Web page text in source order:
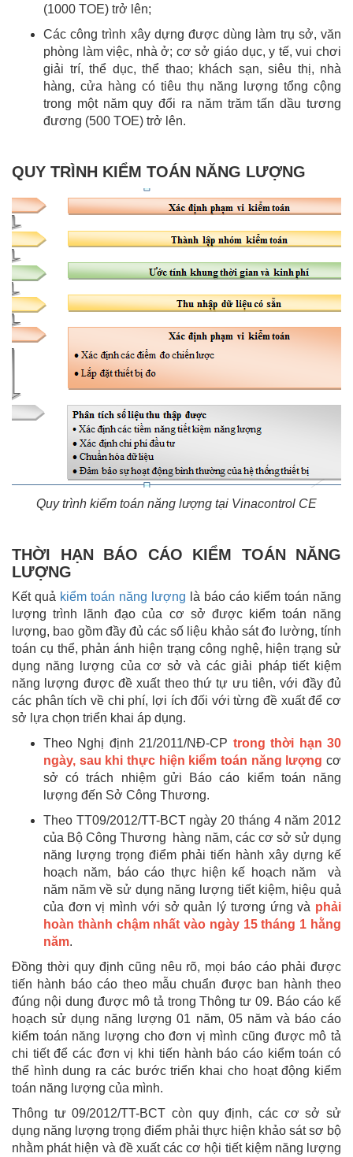
(1000 TOE) trở lên;
Các công trình xây dựng được dùng làm trụ sở, văn
phòng làm việc, nhà ở; cơ sở giáo dục, y tế, vui chơi
giải trí, thể dục, thể thao; khách sạn, siêu thị, nhà
hàng, cửa hàng có tiêu thụ năng lượng tổng cộng
trong một năm quy đổi ra năm trăm tấn dầu tương
đương (500 TOE) trở lên.
QUY TRÌNH KIỂM TOÁN NĂNG LƯỢNG
Quy trình kiểm toán năng lượng tại Vinacontrol CE
THỜI HẠN BÁO CÁO KIỂM TOÁN NĂNG
LƯỢNG
Kết quả kiểm toán năng lượng là báo cáo kiểm toán năng
lượng trình lãnh đạo của cơ sở được kiểm toán năng
lượng, bao gồm đầy đủ các số liệu khảo sát đo lường, tính
toán cụ thể, phản ánh hiện trạng công nghệ, hiện trạng sử
dụng năng lượng của cơ sở và các giải pháp tiết kiệm
năng lượng được đề xuất theo thứ tự ưu tiên, với đầy đủ
các phân tích về chi phí, lợi ích đối với từng đề xuất để cơ
sở lựa chọn triển khai áp dụng.
Theo Nghị định 21/2011/NĐ-CP trong thời hạn 30
ngày, sau khi thực hiện kiểm toán năng lượng cơ
sở có trách nhiệm gửi Báo cáo kiểm toán năng
lượng đến Sở Công Thương.
Theo TT09/2012/TT-BCT ngày 20 tháng 4 năm 2012
của Bộ Công Thương hàng năm, các cơ sở sử dụng
năng lượng trọng điểm phải tiến hành xây dựng kế
hoạch năm, báo cáo thực hiện kế hoạch năm và
năm năm về sử dụng năng lượng tiết kiệm, hiệu quả
của đơn vị mình với sở quản lý tương ứng và phải
hoàn thành chậm nhất vào ngày 15 tháng 1 hằng
năm.
Đồng thời quy định cũng nêu rõ, mọi báo cáo phải được
tiến hành báo cáo theo mẫu chuẩn được ban hành theo
đúng nội dung được mô tả trong Thông tư 09. Báo cáo kế
hoạch sử dụng năng lượng 01 năm, 05 năm và báo cáo
kiểm toán năng lượng cho đơn vị mình cũng được mô tả
chi tiết để các đơn vị khi tiến hành báo cáo kiểm toán có
thể hình dung ra các bước triển khai cho hoạt động kiểm
toán năng lượng của mình.
Thông tư 09/2012/TT-BCT còn quy định, các cơ sở sử
dụng năng lượng trọng điểm phải thực hiện khảo sát sơ bộ
nhằm phát hiện và đề xuất các cơ hội tiết kiệm năng lượng